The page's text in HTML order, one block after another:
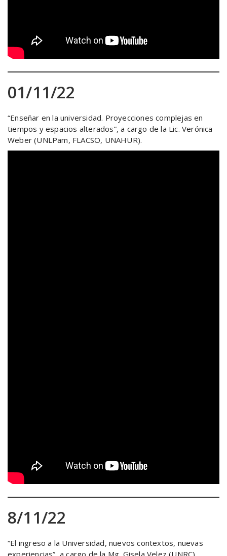
01/11/22
“Enseñar en la universidad. Proyecciones complejas en
tiempos y espacios alterados”, a cargo de la Lic. Verónica
Weber (UNLPam, FLACSO, UNAHUR).
8/11/22
“El ingreso a la Universidad, nuevos contextos, nuevas